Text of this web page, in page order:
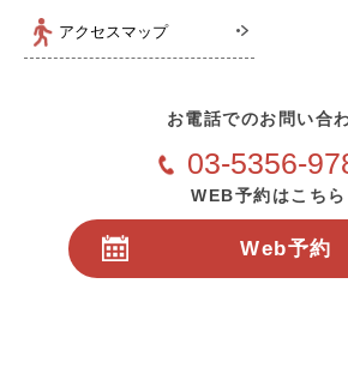
アクセスマップ
お電話でのお問い合
03-5356-
WEB予約はこちら
Web予約